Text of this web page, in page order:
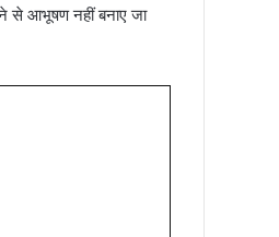
से आभूषण नहीं बनाए जा